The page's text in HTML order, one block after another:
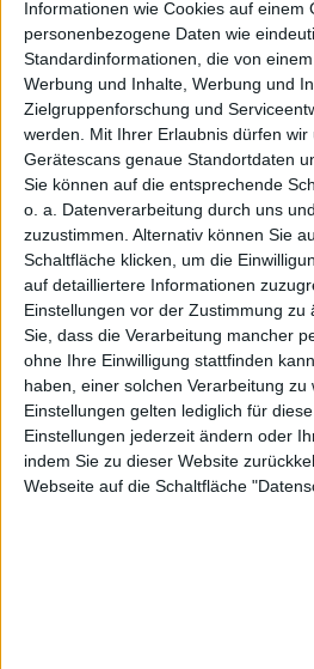
Informationen wie Cookies auf einem
personenbezogene Daten wie
Standardinformationen, die von
Werbung und Inhalte, Werbung und
Zielgruppenforschung und
werden.
Mit Ihrer Erlaubnis dürfen
Gerätescans genaue Standortdaten
Sie können auf die entsprechende
o. a. Datenverarbeitung durch uns
zuzustimmen. Alternativ können Sie
Schaltfläche klicken, um die
auf detailliertere Informationen
Einstellungen vor der Zustimmung zu
Sie, dass die Verarbeitung mancher
ohne Ihre Einwilligung stattfinden
haben, einer solchen Verarbeitung
Einstellungen gelten lediglich für
Einstellungen jederzeit ändern oder
indem Sie zu dieser Website
Webseite auf die Schaltfläche